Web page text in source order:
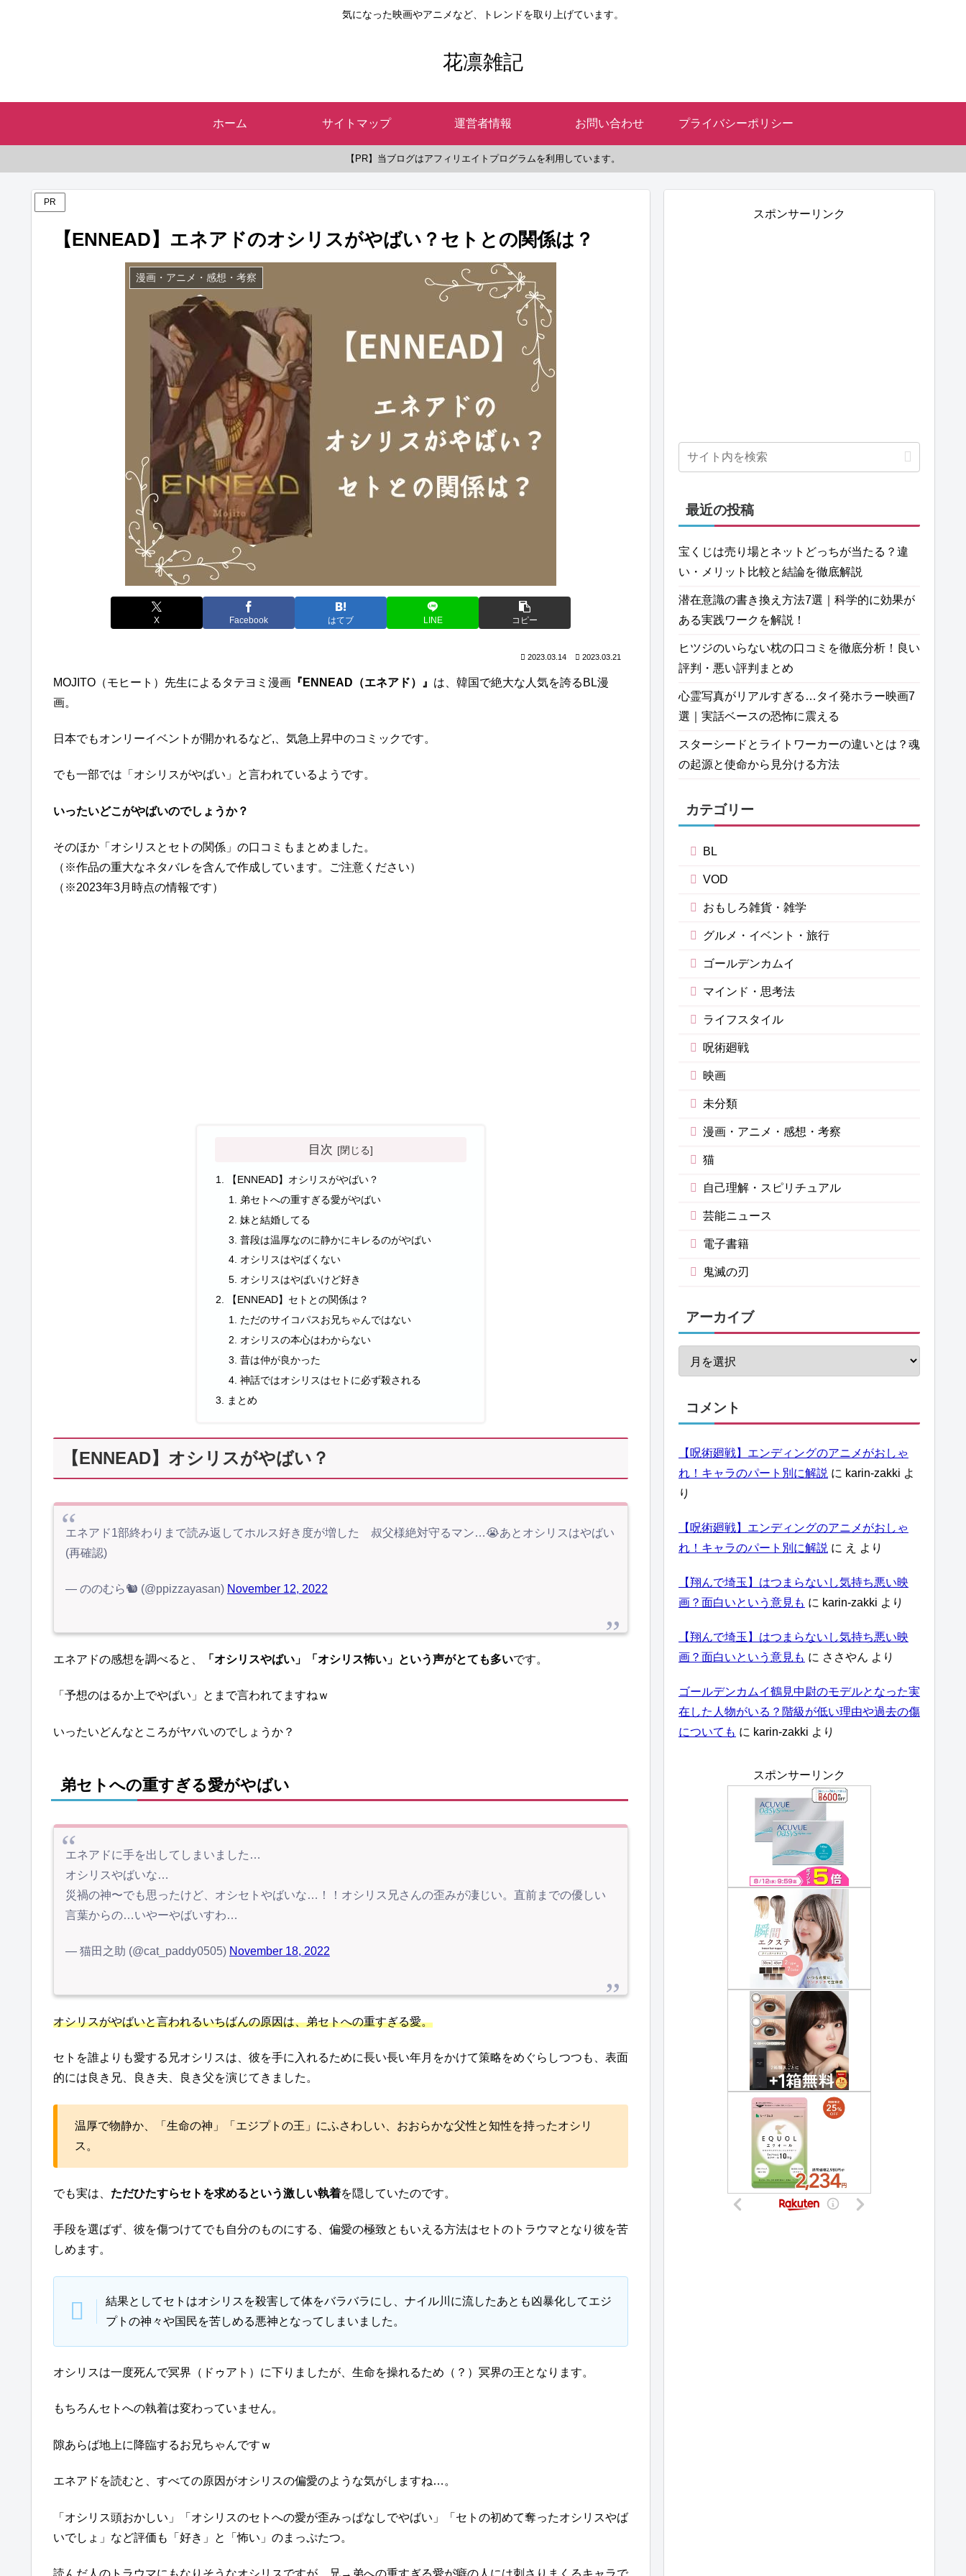
気になった映画やアニメなど、トレンドを取り上げています。
花凛雑記
ホーム サイトマップ 運営者情報 お問い合わせ プライバシーポリシー
【PR】当ブログはアフィリエイトプログラムを利用しています。
PR
【ENNEAD】エネアドのオシリスがやばい？セトとの関係は？
漫画・アニメ・感想・考察
X Facebook はてブ LINE コピー
2023.03.14 2023.03.21
MOJITO（モヒート）先生によるタテヨミ漫画 『ENNEAD（エネアド）』 は、韓国で絶大な人気を誇るBL漫
画。
日本でもオンリーイベントが開かれるなど,、気急上昇中のコミックです。
でも一部では「オシリスがやばい」と言われているようです。
いったいどこがやばいのでしょうか？
そのほか「オシリスとセトの関係」の口コミもまとめました。
（※作品の重大なネタバレを含んで作成しています。ご注意ください）
（※2023年3月時点の情報です）
目次
【ENNEAD】オシリスがやばい？
弟セトへの重すぎる愛がやばい
妹と結婚してる
普段は温厚なのに静かにキレるのがやばい
オシリスはやばくない
オシリスはやばいけど好き
【ENNEAD】セトとの関係は？
ただのサイコパスお兄ちゃんではない
オシリスの本心はわからない
昔は仲が良かった
神話ではオシリスはセトに必ず殺される
まとめ
【ENNEAD】オシリスがやばい？
エネアド1部終わりまで読み返してホルス好き度が増した 叔父様絶対守るマン…😭あとオシリスはやばい
(再確認)
— ののむら🐿 (@ppizzayasan) November 12, 2022
エネアドの感想を調べると、 「オシリスやばい」「オシリス怖い」という声がとても多いです。
「予想のはるか上でやばい」とまで言われてますねｗ
いったいどんなところがヤバいのでしょうか？
弟セトへの重すぎる愛がやばい
エネアドに手を出してしまいました…
オシリスやばいな…
災禍の神〜でも思ったけど、オシセトやばいな…！！オシリス兄さんの歪みが凄じい。直前までの優しい
言葉からの…いやーやばいすわ…
— 猫田之助 (@cat_paddy0505) November 18, 2022
オシリスがやばいと言われるいちばんの原因は、弟セトへの重すぎる愛。
セトを誰よりも愛する兄オシリスは、彼を手に入れるために長い長い年月をかけて策略をめぐらしつつも、表面
的には良き兄、良き夫、良き父を演じてきました。
温厚で物静か、「生命の神」「エジプトの王」にふさわしい、おおらかな父性と知性を持ったオシリ
ス。
でも実は、 ただひたすらセトを求めるという激しい執着を隠していたのです。
手段を選ばず、彼を傷つけてでも自分のものにする、偏愛の極致ともいえる方法はセトのトラウマとなり彼を苦
しめます。
結果としてセトはオシリスを殺害して体をバラバラにし、ナイル川に流したあとも凶暴化してエジ
プトの神々や国民を苦しめる悪神となってしまいました。
オシリスは一度死んで冥界（ドゥアト）に下りましたが、生命を操れるため（？）冥界の王となります。
もちろんセトへの執着は変わっていません。
隙あらば地上に降臨するお兄ちゃんですｗ
エネアドを読むと、すべての原因がオシリスの偏愛のような気がしますね…。
「オシリス頭おかしい」「オシリスのセトへの愛が歪みっぱなしでやばい」「セトの初めて奪ったオシリスやば
いでしょ」など評価も「好き」と「怖い」のまっぷたつ。
読んだ人のトラウマにもなりそうなオシリスですが、兄→弟への重すぎる愛が癖の人には刺さりまくるキャラで
スポンサーリンク
最近の投稿
宝くじは売り場とネットどっちが当たる？違
い・メリット比較と結論を徹底解説
潜在意識の書き換え方法7選｜科学的に効果が
ある実践ワークを解説！
ヒツジのいらない枕の口コミを徹底分析！良い
評判・悪い評判まとめ
心霊写真がリアルすぎる…タイ発ホラー映画7
選｜実話ベースの恐怖に震える
スターシードとライトワーカーの違いとは？魂
の起源と使命から見分ける方法
カテゴリー
BL
VOD
おもしろ雑貨・雑学
グルメ・イベント・旅行
ゴールデンカムイ
マインド・思考法
ライフスタイル
呪術廻戦
映画
未分類
漫画・アニメ・感想・考察
猫
自己理解・スピリチュアル
芸能ニュース
電子書籍
鬼滅の刃
アーカイブ
コメント
【呪術廻戦】エンディングのアニメがおしゃ
れ！キャラのパート別に解説 に karin-zakki よ
り
【呪術廻戦】エンディングのアニメがおしゃ
れ！キャラのパート別に解説 に え より
【翔んで埼玉】はつまらないし気持ち悪い映
画？面白いという意見も に karin-zakki より
【翔んで埼玉】はつまらないし気持ち悪い映
画？面白いという意見も に ささやん より
ゴールデンカムイ鶴見中尉のモデルとなった実
在した人物がいる？階級が低い理由や過去の傷
についても に karin-zakki より
スポンサーリンク